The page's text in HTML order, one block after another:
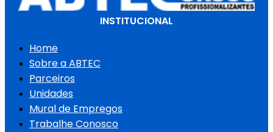
INSTITUCIONAL
Home
Sobre a ABTEC
Parceiros
Unidades
Mural de Empregos
Trabalhe Conosco